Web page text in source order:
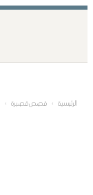
المحتوى
الرئيسية › قصص قصيرة ›